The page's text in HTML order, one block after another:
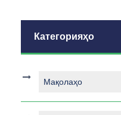
Категорияҳо
Мақолаҳо